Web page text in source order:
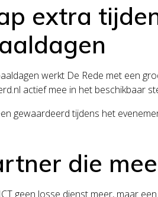
extra
werkt De Rede met een
actief mee in het beschikbaar
gewaardeerd tijdens het
die
geen losse dienst meer, maar